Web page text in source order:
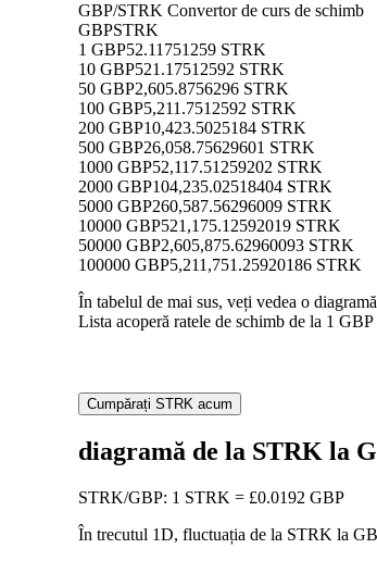
GBP/STRK Convertor de curs de schimb
GBPSTRK
1 GBP52.11751259 STRK
10 GBP521.17512592 STRK
50 GBP2,605.8756296 STRK
100 GBP5,211.7512592 STRK
200 GBP10,423.5025184 STRK
500 GBP26,058.75629601 STRK
1000 GBP52,117.51259202 STRK
2000 GBP104,235.02518404 STRK
5000 GBP260,587.56296009 STRK
10000 GBP521,175.12592019 STRK
50000 GBP2,605,875.62960093 STRK
100000 GBP5,211,751.25920186 STRK
În tabelul de mai sus, veți vedea o
Lista acoperă ratele de schimb de la 1
Cumpărați STRK acum
diagramă de la STRK la
STRK/GBP: 1 STRK = £0.0192 GBP
În trecutul 1D, fluctuația de la STRK la